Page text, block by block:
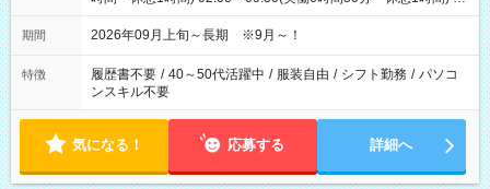
日勤は就業時間1/夜勤は就業時間2.3を連続で行って頂きます
期間 2026年09月上旬～長期 ※9月～！
特徴 履歴書不要 / 40～50代活躍中 / 服装自由 / シフト勤務 / パソコ
ンスキル不要
気になる！ 応募する 詳細へ